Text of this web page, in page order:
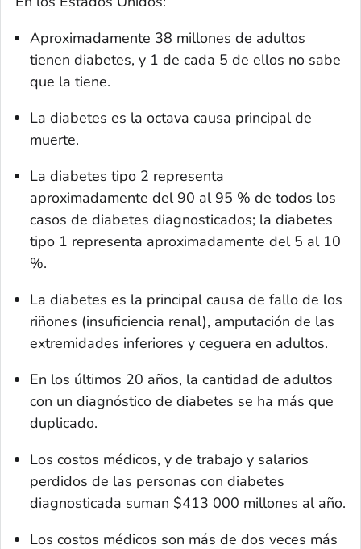
Aproximadamente 38 millones de adultos
tienen diabetes, y 1 de cada 5 de ellos no sabe
que la tiene.
La diabetes es la octava causa principal de
muerte.
La diabetes tipo 2 representa
aproximadamente del 90 al 95 % de todos los
casos de diabetes diagnosticados; la diabetes
tipo 1 representa aproximadamente del 5 al 10
%.
La diabetes es la principal causa de fallo de los
riñones (insuficiencia renal), amputación de las
extremidades inferiores y ceguera en adultos.
En los últimos 20 años, la cantidad de adultos
con un diagnóstico de diabetes se ha más que
duplicado.
Los costos médicos, y de trabajo y salarios
perdidos de las personas con diabetes
diagnosticada suman $413 000 millones al año.
Los costos médicos son más de dos veces más